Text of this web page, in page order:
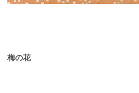
梅の花